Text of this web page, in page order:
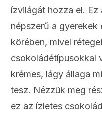
ízvilágát hozza el. Ez
népszerű a gyerekek
körében, mivel
csokoládétípusokkal
krémes, lágy állaga
tesz. Nézzük meg
ez az ízletes